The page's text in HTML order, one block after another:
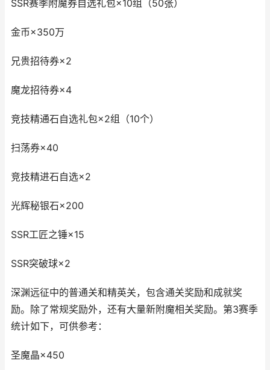
SSR赛季附魔券自选礼包×10组（50张）
金币×350万
兄贵招待券×2
魔龙招待券×4
竞技精通石自选礼包×2组（10个）
扫荡券×40
竞技精进石自选×2
光辉秘银石×200
SSR工匠之锤×15
SSR突破球×2
深渊远征中的普通关和精英关，包含通关奖励和成就奖
励。除了常规奖励外，还有大量新附魔相关奖励。第3赛季
统计如下，可供参考：
圣魔晶×450